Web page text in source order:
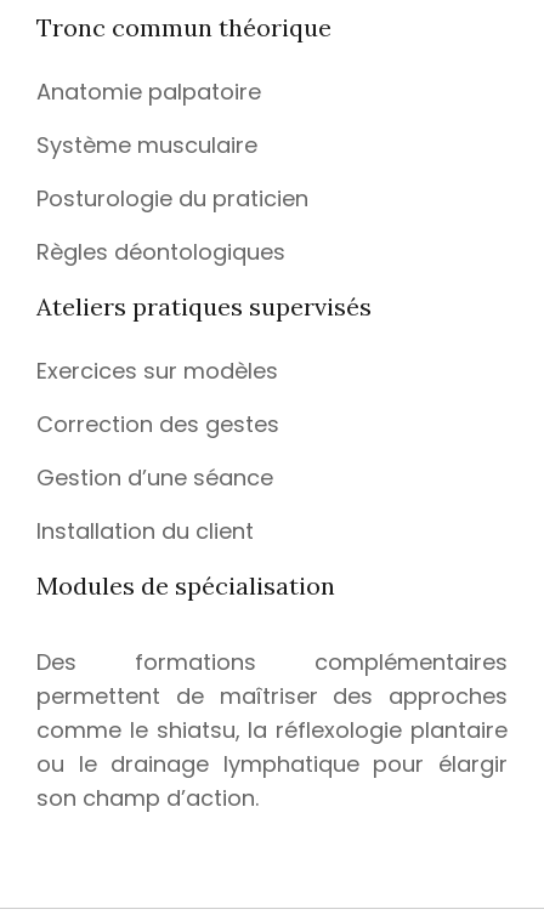
Tronc commun théorique
Anatomie palpatoire
Système musculaire
Posturologie du praticien
Règles déontologiques
Ateliers pratiques supervisés
Exercices sur modèles
Correction des gestes
Gestion d’une séance
Installation du client
Modules de spécialisation
Des formations complémentaires
permettent de maîtriser des approches
comme le shiatsu, la réflexologie plantaire
ou le drainage lymphatique pour élargir
son champ d’action.